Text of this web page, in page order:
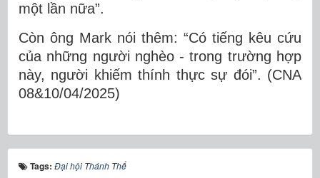
một lần nữa”.
Còn ông Mark nói thêm: “Có tiếng kêu cứu
của những người nghèo - trong trường hợp
này, người khiếm thính thực sự đói”. (CNA
08&10/04/2025)
Tags: Đại hội Thánh Thể